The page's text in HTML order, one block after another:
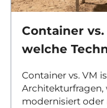
Container
welche
Container vs. VM
modernisiert oder